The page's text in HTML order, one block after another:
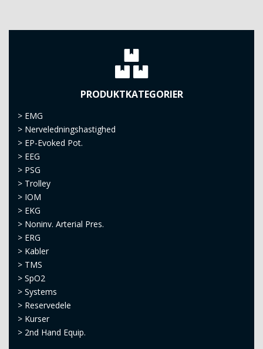
PRODUKTKATEGORIER
> EMG
> Nerveledningshastighed
> EP-Evoked Pot.
> EEG
> PSG
> Trolley
> IOM
> EKG
> Noninv. Arterial Pres.
> ERG
> Kabler
> TMS
> SpO2
> Systems
> Reservedele
> Kurser
> 2nd Hand Equip.